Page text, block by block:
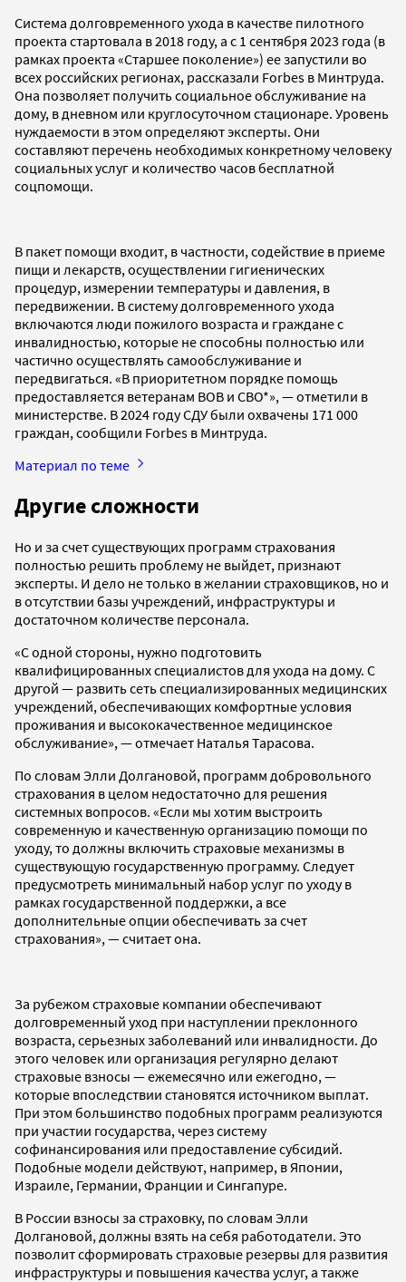
Система долговременного ухода в качестве пилотного
проекта стартовала в 2018 году, а с 1 сентября 2023 года (в
рамках проекта «Старшее поколение») ее запустили во
всех российских регионах, рассказали Forbes в Минтруда.
Она позволяет получить социальное обслуживание на
дому, в дневном или круглосуточном стационаре. Уровень
нуждаемости в этом определяют эксперты. Они
составляют перечень необходимых конкретному человеку
социальных услуг и количество часов бесплатной
соцпомощи.
В пакет помощи входит, в частности, содействие в приеме
пищи и лекарств, осуществлении гигиенических
процедур, измерении температуры и давления, в
передвижении. В систему долговременного ухода
включаются люди пожилого возраста и граждане с
инвалидностью, которые не способны полностью или
частично осуществлять самообслуживание и
передвигаться. «В приоритетном порядке помощь
предоставляется ветеранам ВОВ и СВО*», — отметили в
министерстве. В 2024 году СДУ были охвачены 171 000
граждан, сообщили Forbes в Минтруда.
Материал по теме
Другие сложности
Но и за счет существующих программ страхования
полностью решить проблему не выйдет, признают
эксперты. И дело не только в желании страховщиков, но и
в отсутствии базы учреждений, инфраструктуры и
достаточном количестве персонала.
«С одной стороны, нужно подготовить
квалифицированных специалистов для ухода на дому. С
другой — развить сеть специализированных медицинских
учреждений, обеспечивающих комфортные условия
проживания и высококачественное медицинское
обслуживание», — отмечает Наталья Тарасова.
По словам Элли Долгановой, программ добровольного
страхования в целом недостаточно для решения
системных вопросов. «Если мы хотим выстроить
современную и качественную организацию помощи по
уходу, то должны включить страховые механизмы в
существующую государственную программу. Следует
предусмотреть минимальный набор услуг по уходу в
рамках государственной поддержки, а все
дополнительные опции обеспечивать за счет
страхования», — считает она.
За рубежом страховые компании обеспечивают
долговременный уход при наступлении преклонного
возраста, серьезных заболеваний или инвалидности. До
этого человек или организация регулярно делают
страховые взносы — ежемесячно или ежегодно, —
которые впоследствии становятся источником выплат.
При этом большинство подобных программ реализуются
при участии государства, через систему
софинансирования или предоставление субсидий.
Подобные модели действуют, например, в Японии,
Израиле, Германии, Франции и Сингапуре.
В России взносы за страховку, по словам Элли
Долгановой, должны взять на себя работодатели. Это
позволит сформировать страховые резервы для развития
инфраструктуры и повышения качества услуг, а также